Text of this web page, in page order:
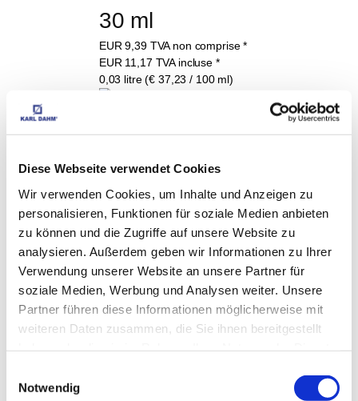
Diese Webseite verwendet Cookies
Wir verwenden Cookies, um Inhalte und Anzeigen zu
personalisieren, Funktionen für soziale Medien anbieten
zu können und die Zugriffe auf unsere Website zu
analysieren. Außerdem geben wir Informationen zu Ihrer
Verwendung unserer Website an unsere Partner für
soziale Medien, Werbung und Analysen weiter. Unsere
Partner führen diese Informationen möglicherweise mit
weiteren Daten zusammen, die Sie ihnen bereitgestellt
Notwendig
30 ml
EUR9,39 TVA non comprise *
EUR 11,17 TVA incluse *
0,03 litre (€ 37,23 / 100 ml)
avec durcisseur art.-n°
11210
EUR15,90TVA non comprise *
18,92 TVA incluse
Colorants pour colles à
base de polyester et